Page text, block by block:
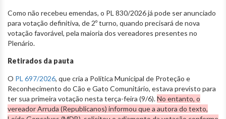
Como não recebeu emendas, o PL 830/2026 já pode ser anunciado
para votação definitiva, de 2º turno, quando precisará de nova
votação favorável, pela maioria dos vereadores presentes no
Plenário.
Retirados da pauta
O PL 697/2026, que cria a Política Municipal de Proteção e
Reconhecimento do Cão e Gato Comunitário, estava previsto para
ter sua primeira votação nesta terça-feira (9/6).No entanto, o
vereador Arruda (Republicanos) informou que a autora do texto,